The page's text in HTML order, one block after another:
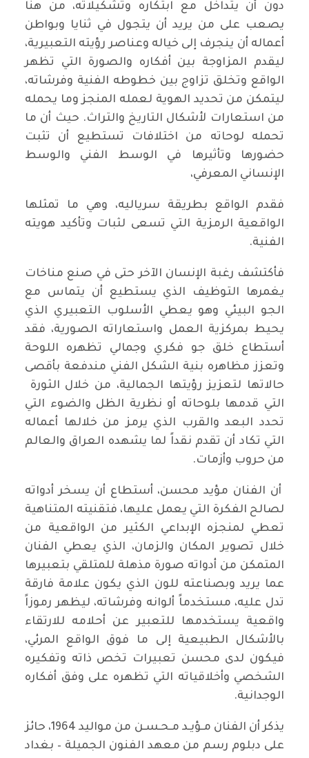
دون أن يتداخل مع ابتكاره وتشكيلاته، من هنا
يصعب على من يريد أن يتجول في ثنايا وبواطن
أعماله أن ينجرف إلى خياله وعناصر رؤيته التعبيرية،
ليقدم المزاوجة بين أفكاره والصورة التي تظهر
الواقع وتخلق تزاوج بين خطوطه الفنية وفرشاته،
ليتمكن من تحديد الهوية لعمله المنجز وما يحمله
من استعارات لأشكال التاريخ والتراث. حيث أن ما
تحمله لوحاته من اختلافات تستطيع أن تثبت
حضورها وتأثيرها في الوسط الفني والوسط
الإنساني المعرفي،
فقدم الواقع بطريقة سرياليه، وهي ما تمثلها
الواقعية الرمزية التي تسعى لثبات وتأكيد هويته
الفنية.
فأكتشف رغبة الإنسان الآخر حتى في صنع مناخات
يغمرها التوظيف الذي يستطيع أن يتماس مع
الجو البيئي وهو يعطي الأسلوب التعبيري الذي
يحيط بمركزية العمل واستعاراته الصورية، فقد
أستطاع خلق جو فكري وجمالي تظهره اللوحة
وتعزز مظاهره بنية الشكل الفني مندفعة بأقصى
حالاتها لتعزيز رؤيتها الجمالية، من خلال الثورة
التي قدمها بلوحاته أو نظرية الظل والضوء التي
تحدد البعد والقرب الذي يرمز من خلالها أعماله
التي تكاد أن تقدم نقداً لما يشهده العراق والعالم
من حروب وأزمات.
أن الفنان مؤيد محسن، أستطاع أن يسخر أدواته
لصالح الفكرة التي يعمل عليها، فتقنيته المتناهية
تعطي لمنجزه الإبداعي الكثير من الواقعية من
خلال تصوير المكان والزمان، الذي يعطي الفنان
المتمكن من أدواته صورة مذهلة للمتلقي بتعبيرها
عما يريد وبصناعته للون الذي يكون علامة فارقة
تدل عليه، مستخدماً ألوانه وفرشاته، ليظهر رموزاً
واقعية يستخدمها للتعبير عن أحلامه للارتقاء
بالأشكال الطبيعية إلى ما فوق الواقع المرئي،
فيكون لدى محسن تعبيرات تخص ذاته وتفكيره
الشخصي وأخلاقياته التي تظهره على وفق أفكاره
الوجدانية.
يذكر أن الفنان مـؤيـد مـحـسـن من مواليد 1964، حائز
على دبلوم رسم من معهد الفنون الجميلة – بغداد